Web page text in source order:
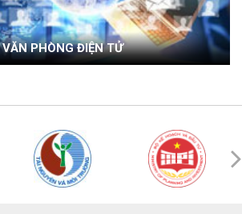
VĂN PHÒNG ĐIỆN TỬ